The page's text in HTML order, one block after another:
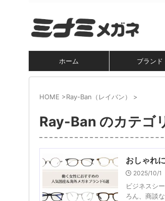
ホーム ブランド
HOME >Ray-Ban（レイバン） >
Ray-Ban のカテゴ
おしゃれ
2025/10/1
ビジネスシ
ろん、商談